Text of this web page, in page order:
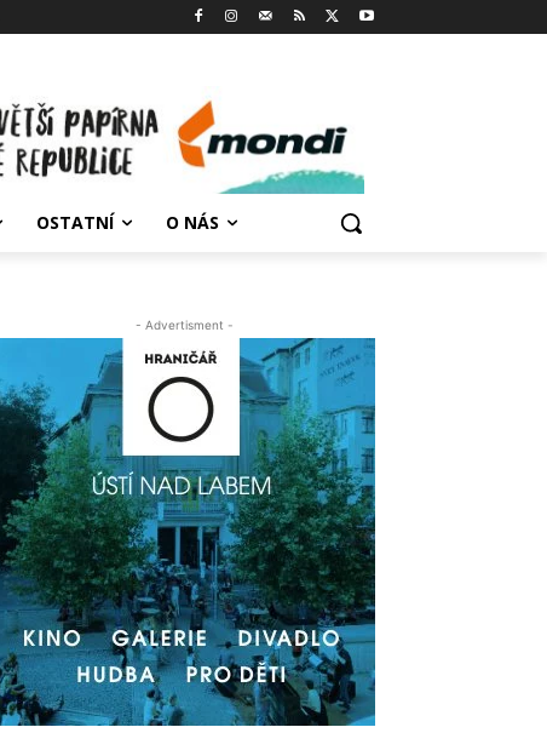
OSTATNÍ O NÁS
- Advertisment -